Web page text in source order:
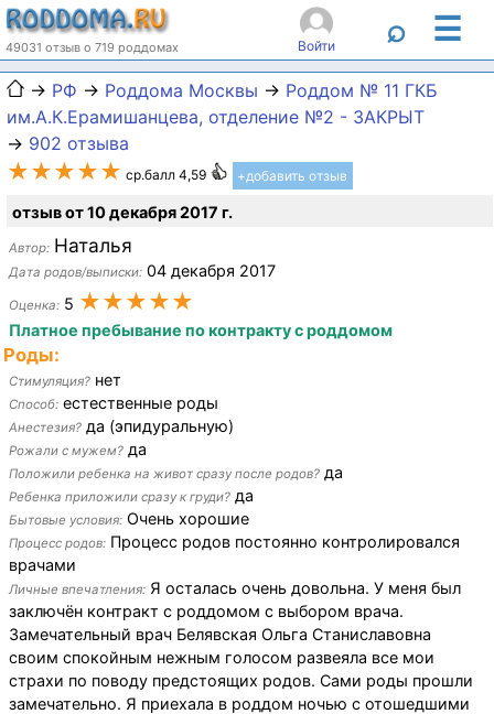
49031 отзыв о 719 роддомах Войти ⌕ ☰
→ РФ → Роддома Москвы → Роддом № 11 ГКБ
им.А.К.Ерамишанцева, отделение №2 - ЗАКРЫТ
→ 902 отзыва
★★★★★ ср.балл 4,59 +добавить отзыв
отзыв от 10 декабря 2017 г.
Автор: Наталья
Дата родов/выписки: 04 декабря 2017
Оценка: 5 ★★★★★
Платное пребывание по контракту с роддомом
Роды:
Стимуляция? нет
Способ: естественные роды
Анестезия? да (эпидуральную)
Рожали с мужем? да
Положили ребенка на живот сразу после родов? да
Ребенка приложили сразу к груди? да
Бытовые условия: Очень хорошие
Процесс родов: Процесс родов постоянно контролировался
врачами
Личные впечатления: Я осталась очень довольна. У меня был
заключён контракт с роддомом с выбором врача.
Замечательный врач Белявская Ольга Станиславовна
своим спокойным нежным голосом развеяла все мои
страхи по поводу предстоящих родов. Сами роды прошли
замечательно. Я приехала в роддом ночью с отошедшими